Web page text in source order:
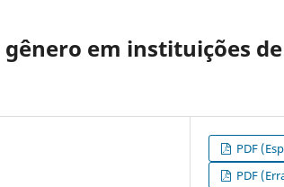
em instituições
PDF
PDF